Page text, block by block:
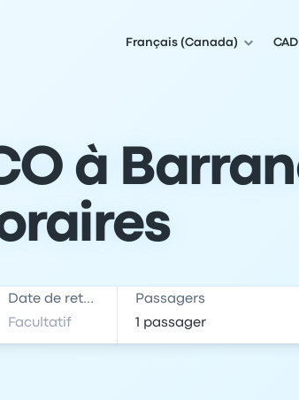
Français (Canada) CAD
à
Date de retour Passagers